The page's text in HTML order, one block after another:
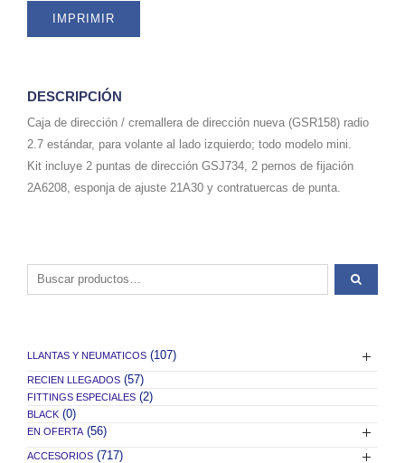
IMPRIMIR
DESCRIPCIÓN
Caja de dirección / cremallera de dirección nueva (GSR158) radio
2.7 estándar, para volante al lado izquierdo; todo modelo mini.
Kit incluye 2 puntas de dirección GSJ734, 2 pernos de fijación
2A6208, esponja de ajuste 21A30 y contratuercas de punta.
Buscar por:
LLANTAS Y NEUMATICOS (107)
RECIEN LLEGADOS (57)
FITTINGS ESPECIALES (2)
BLACK (0)
EN OFERTA (56)
ACCESORIOS (717)